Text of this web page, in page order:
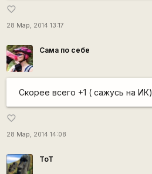
favorite_border
28 Мар, 2014 13:17
Сама по себе
Скорее всего +1 ( сажусь на ИК)
favorite_border
28 Мар, 2014 14:08
ToT